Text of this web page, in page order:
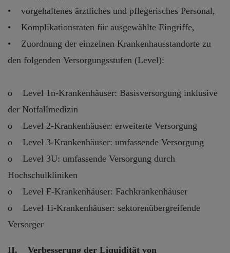
• vorgehaltenes ärztliches und pflegerisches Personal,
• Komplikationsraten für ausgewählte Eingriffe,
• Zuordnung der einzelnen Krankenhausstandorte zu
den folgenden Versorgungsstufen (Level):
o Level 1n-Krankenhäuser: Basisversorgung inklusive
der Notfallmedizin
o Level 2-Krankenhäuser: erweiterte Versorgung
o Level 3-Krankenhäuser: umfassende Versorgung
o Level 3U: umfassende Versorgung durch
Hochschulkliniken
o Level F-Krankenhäuser: Fachkrankenhäuser
o Level 1i-Krankenhäuser: sektorenübergreifende
Versorger
II. Verbesserung der Liquidität von